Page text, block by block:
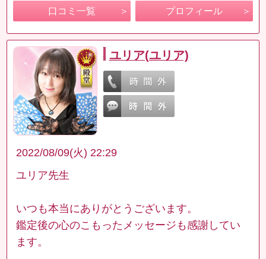
口コミ一覧 プロフィール
ユリア(ユリア)
2022/08/09(火) 22:29
ユリア先生
いつも本当にありがとうございます。
鑑定後の心のこもったメッセージも感謝してい
ます。